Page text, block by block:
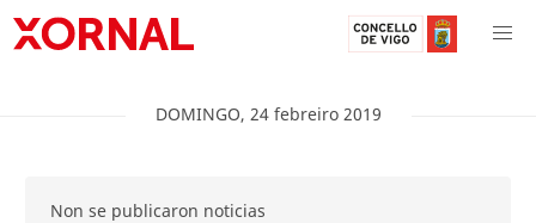
DOMINGO, 24 febreiro 2019
Non se publicaron noticias